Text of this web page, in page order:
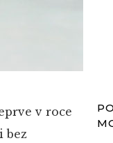
v roce
bez